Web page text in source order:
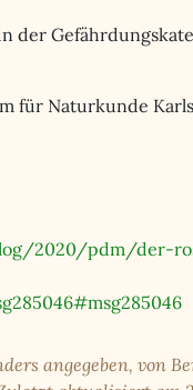
der
für Naturkunde
2020/pdm/der-
angegeben, von